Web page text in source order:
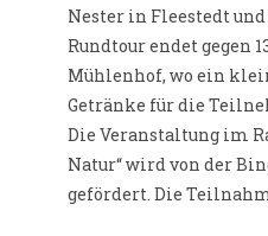
Nester in Fleestedt
Rundtour endet gegen
Mühlenhof, wo ein
Getränke für die
Die Veranstaltung im
Natur“ wird von der
gefördert. Die